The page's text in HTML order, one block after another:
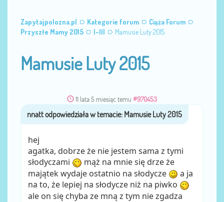
Zapytajpolozna.pl Kategorie forum
Ciąża Forum
Przyszłe Mamy 2015
I-III Mamusie Luty 2015
Mamusie Luty 2015
11 lata 5 miesiąc temu #970453
przeznnatt
hej
agatka, dobrze że nie jestem sama z tymi
słodyczami
mąż na mnie się drze że
majątek wydaje ostatnio na słodycze
a ja
na to, że lepiej na słodycze niż na piwko
ale on się chyba ze mną z tym nie zgadza